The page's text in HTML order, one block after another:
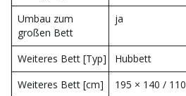
Umbau zum
großen Bett
ja
Weiteres Bett [Typ] Hubbett
Weiteres Bett [cm]
195 × 140 / 110